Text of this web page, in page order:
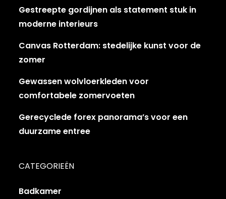
Gestreepte gordijnen als statement stuk in
moderne interieurs
Canvas Rotterdam: stedelijke kunst voor de
zomer
Gewassen wolvloerkleden voor
comfortabele zomervoeten
Gerecyclede forex panorama’s voor een
duurzame entree
CATEGORIEËN
Badkamer